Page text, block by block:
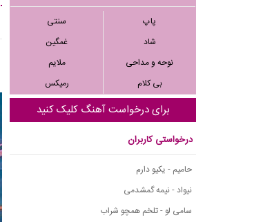
پاپ
سنتی
شاد
غمگین
نوحه و مداحی
ملایم
بی کلام
رمیکس
برای درخواست آهنگ کلیک کنید
درخواستی کاربران
حامیم - یکیو دارم
نیواد - نیمه گمشدمی
سامی لو - تلخم همچو شراب